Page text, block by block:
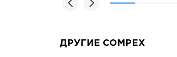
ДРУГИЕ COMPEX